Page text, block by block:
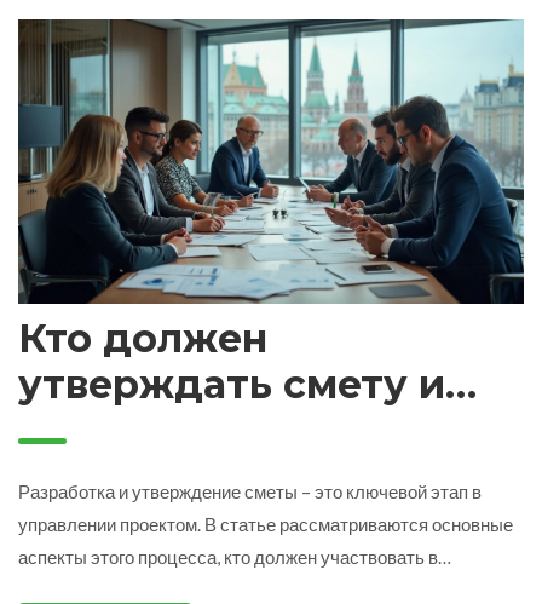
Кто должен
утверждать смету и
как это правильно
сделать
Разработка и утверждение сметы – это ключевой этап в
управлении проектом. В статье рассматриваются основные
аспекты этого процесса, кто должен участвовать в